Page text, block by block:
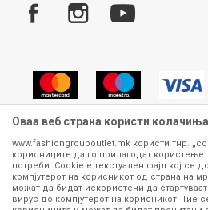
Плаќање
Сите информации околу производите
онлајн продавница се стремиме да бидат
меѓутоа не можеме да гарантираме дека
пак дека сите производи во
Оваа веб страна користи колачиња
www.fashiongroupoutlet.mk користи тнр.
корисниците да го прилагодат
потреби. Cookie е текстуален фајл кој се
компјутерот на корисникот од страна на
можат да бидат искористени да
вирус до компјутерот на корисникот. Тие